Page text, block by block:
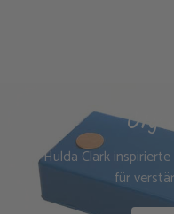
Dr. Hulda Clark
für